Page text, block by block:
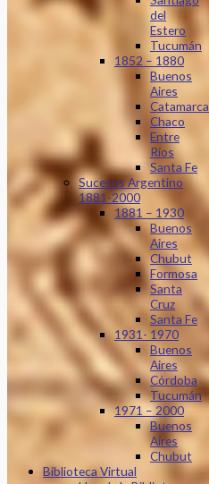
del
Estero
Tucumán
1852 – 1880
Buenos
Aires
Catamarca
Chaco
Entre
Ríos
Santa Fe
Sucesos Argentino
1881-2000
1881 – 1930
Buenos
Aires
Chubut
Formosa
Santa
Cruz
Santa Fe
1931- 1970
Buenos
Aires
Córdoba
Tucumán
1971 – 2000
Buenos
Aires
Chubut
Biblioteca Virtual